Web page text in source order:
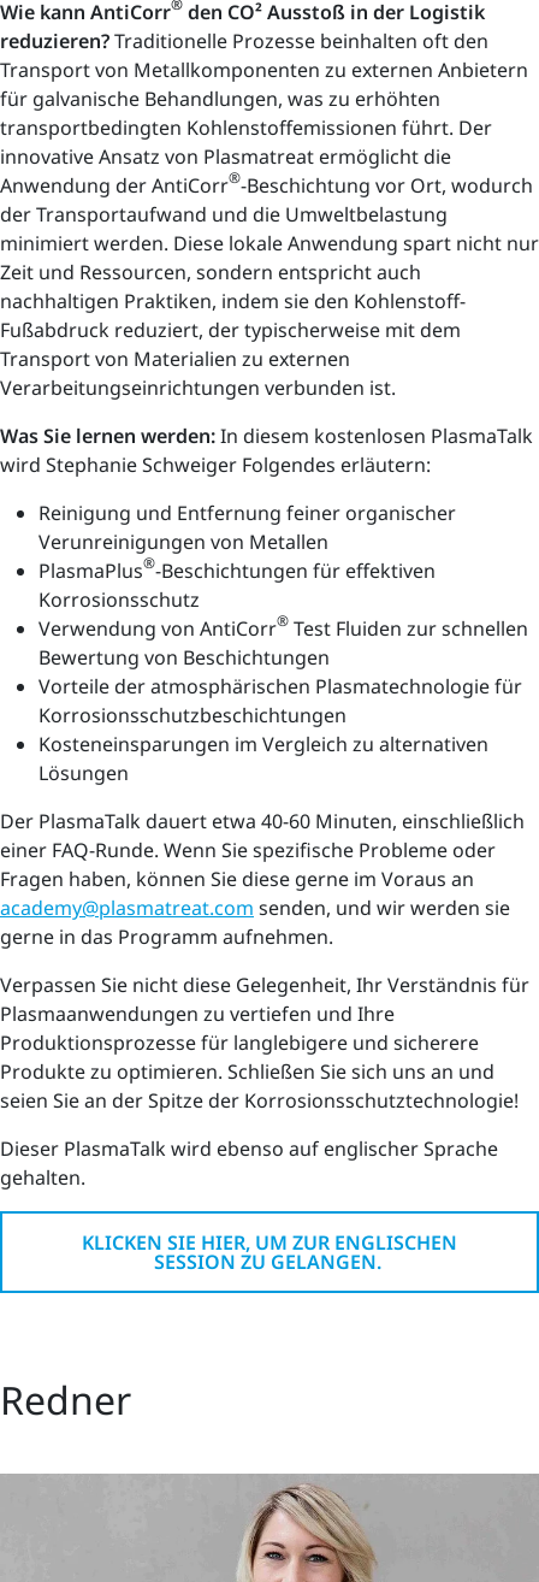
Wie kann AntiCorr® den CO² Ausstoß in der Logistik
reduzieren?Traditionelle Prozesse beinhalten oft den
Transport von Metallkomponenten zu externen Anbietern
für galvanische Behandlungen, was zu erhöhten
transportbedingten Kohlenstoffemissionen führt. Der
innovative Ansatz von Plasmatreat ermöglicht die
Anwendung der AntiCorr®-Beschichtung vor Ort, wodurch
der Transportaufwand und die Umweltbelastung
minimiert werden. Diese lokale Anwendung spart nicht nur
Zeit und Ressourcen, sondern entspricht auch
nachhaltigen Praktiken, indem sie den Kohlenstoff-
Fußabdruck reduziert, der typischerweise mit dem
Transport von Materialien zu externen
Verarbeitungseinrichtungen verbunden ist.
Was Sie lernen werden:In diesem kostenlosen PlasmaTalk
wird Stephanie Schweiger Folgendes erläutern:
Reinigung und Entfernung feiner organischer
Verunreinigungen von Metallen
PlasmaPlus®-Beschichtungen für effektiven
Korrosionsschutz
Verwendung von AntiCorr® Test Fluiden zur schnellen
Bewertung von Beschichtungen
Vorteile der atmosphärischen Plasmatechnologie für
Korrosionsschutzbeschichtungen
Kosteneinsparungen im Vergleich zu alternativen
Lösungen
Der PlasmaTalk dauert etwa 40-60 Minuten, einschließlich
einer FAQ-Runde. Wenn Sie spezifische Probleme oder
Fragen haben, können Sie diese gerne im Voraus an
academy@plasmatreat.com senden, und wir werden sie
gerne in das Programm aufnehmen.
Verpassen Sie nicht diese Gelegenheit, Ihr Verständnis für
Plasmaanwendungen zu vertiefen und Ihre
Produktionsprozesse für langlebigere und sicherere
Produkte zu optimieren. Schließen Sie sich uns an und
seien Sie an der Spitze der Korrosionsschutztechnologie!
Dieser PlasmaTalk wird ebenso auf englischer Sprache
gehalten.
KLICKEN SIE HIER, UM ZUR ENGLISCHEN
SESSION ZU GELANGEN.
Redner